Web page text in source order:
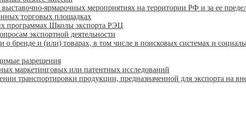
ярмарочных мероприятиях на территории РФ и за ее
торговых площадках
программах Школы экспорта РЭЦ
экспортной деятельности
бренде и (или) товарах, в том числе в поисковых системах и
разрешения
маркетинговых или патентных исследований
транспортировки продукции, предназначенной для экспорта на